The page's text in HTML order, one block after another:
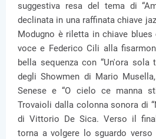
suggestiva resa del tema di
declinata in una raffinata chiave
Modugno è riletta in chiave
voce e Federico Cili alla
bella sequenza con “Un'ora sola
degli Showmen di Mario
Senese e “O cielo ce manna
Trovaioli dalla colonna sonora di
di Vittorio De Sica. Verso il
torna a volgere lo sguardo